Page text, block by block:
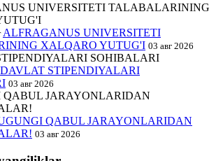
ALFRAGANUS UNIVERSITETI
XALQARO YUTUG'I 03 авг 2026
DAVLAT STIPENDIYALARI
03 авг 2026
QABUL JARAYONLARIDAN
03 авг 2026